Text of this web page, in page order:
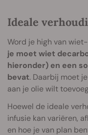
Ideale
Word je high van
je moet wiet
hieronder) en een
bevat. Daarbij moet
aan je olie wilt
Hoewel de ideale
infusie kan variëren,
en hoe je van plan